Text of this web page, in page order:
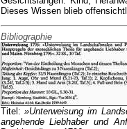
Dieses Wissen blieb
Bibliographie
Titel:»Unterweisung im
angehende Liebhaber und